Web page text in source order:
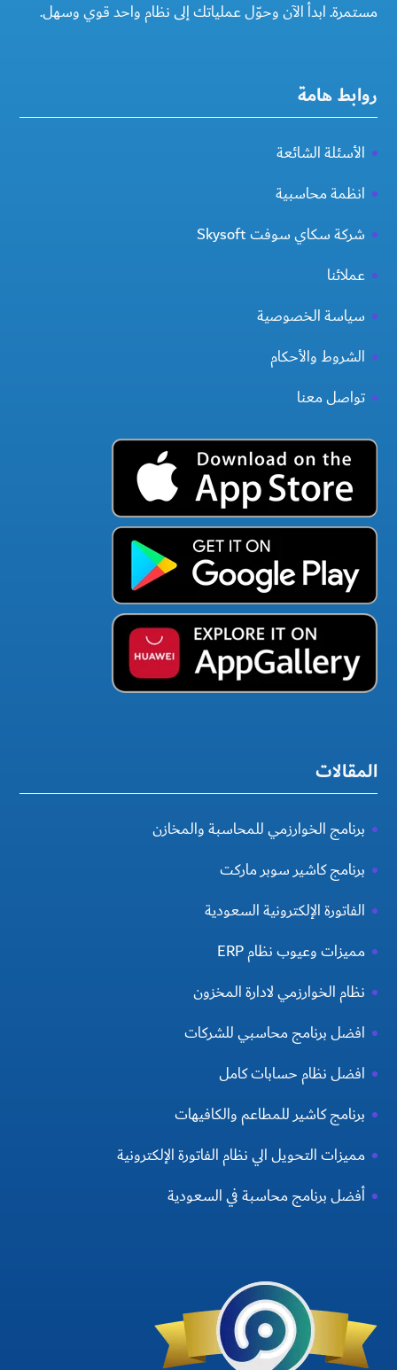
مستمرة. ابدأ الآن وحوّل عملياتك إلى نظام واحد قوي وسهل.
روابط هامة
الأسئلة الشائعة
انظمة محاسبية
شركة سكاي سوفت Skysoft
عملائنا
سياسة الخصوصية
الشروط والأحكام
تواصل معنا
المقالات
برنامج الخوارزمي للمحاسبة والمخازن
برنامج كاشير سوبر ماركت
الفاتورة الإلكترونية السعودية
مميزات وعيوب نظام ERP
نظام الخوارزمي لادارة المخزون
افضل برنامج محاسبي للشركات
افضل نظام حسابات كامل
برنامج كاشير للمطاعم والكافيهات
مميزات التحويل الي نظام الفاتورة الإلكترونية
أفضل برنامج محاسبة في السعودية